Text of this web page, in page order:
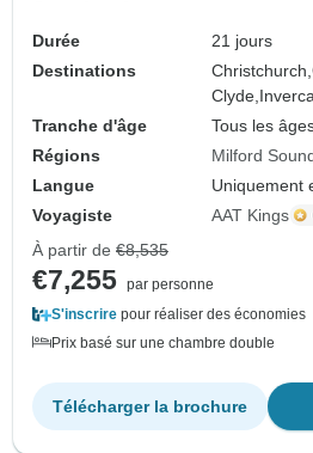
Durée
21 jours
Destinations
Christchurch,
Clyde,
Tranche d'âge
Tous les
Régions
Milford
Langue
Uniquement
Voyagiste
AAT Kings
À partir de €8,535
€7,255 par personne
S'inscrire pour réaliser des économies
Prix basé sur une chambre double
Télécharger la brochure